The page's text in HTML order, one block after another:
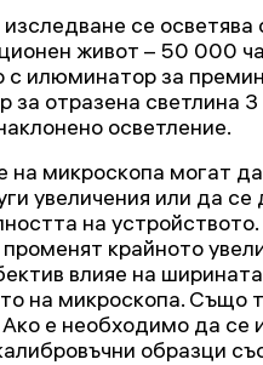
се
живот – 50 000
с илюминатор за
за отразена светлина 3
осветление.
на микроскопа могат
увеличения или да се
на
крайното
влияе на
на микроскопа. Също
е необходимо да се
образци